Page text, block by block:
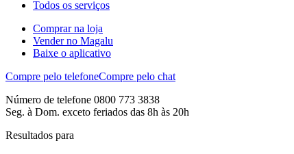
Todos os serviços
Comprar na loja
Vender no Magalu
Baixe o aplicativo
Compre pelo telefoneCompre pelo chat
Número de telefone 0800 773 3838
Seg. à Dom. exceto feriados das 8h às 20h
Resultados para